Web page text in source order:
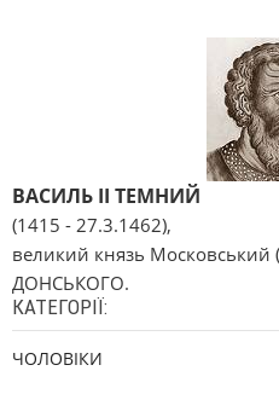
ВАСИЛЬ II ТЕМНИЙ
(1415 - 27.3.1462),
великий князь
ДОНСЬКОГО.
КАТЕГОРІЇ:
ЧОЛОВІКИ